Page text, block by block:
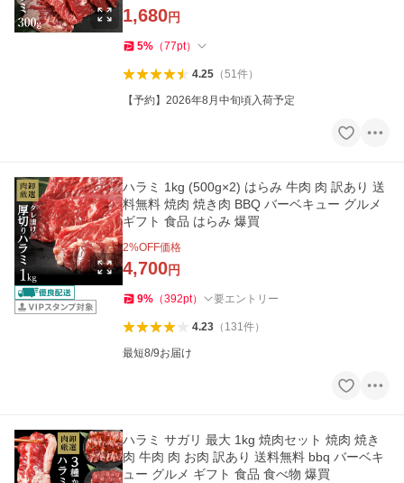
1,680円
5% （77pt）
4.25（51件）
【予約】2026年8月中旬頃入荷予定
ハラミ 1kg (500g×2) はらみ 牛肉 肉 訳あり 送
料無料 焼肉 焼き肉 BBQ バーベキュー グルメ
ギフト 食品 はらみ 爆買
2%OFF価格
4,700円
9% （392pt） 要エントリー
4.23（ 131件）
最短8/9お届け
ハラミ サガリ 最大 1kg 焼肉セット 焼肉 焼き
肉 牛肉 肉 お肉 訳あり 送料無料 bbq バーベキ
ュー グルメ ギフト 食品 食べ物 爆買